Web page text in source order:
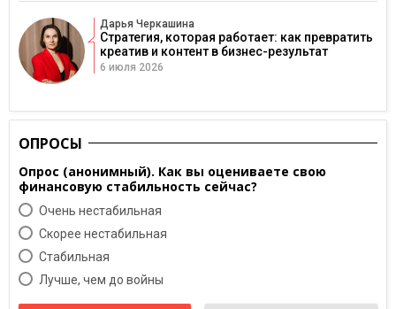
Дарья Черкашина
Стратегия, которая работает: как превратить
креатив и контент в бизнес-результат
6 июля 2026
ОПРОСЫ
Опрос (анонимный). Как вы оцениваете свою
финансовую стабильность сейчас?
Очень нестабильная
Скорее нестабильная
Cтабильная
Лучше, чем до войны